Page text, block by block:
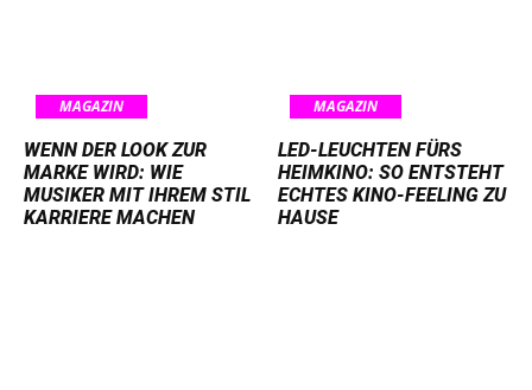
MAGAZIN
WENN DER LOOK ZUR
MARKE WIRD: WIE
MUSIKER MIT IHREM STIL
KARRIERE MACHEN
MAGAZIN
LED-LEUCHTEN FÜRS
HEIMKINO: SO ENTSTEHT
ECHTES KINO-FEELING ZU
HAUSE